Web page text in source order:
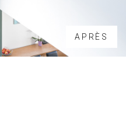
APRÈS